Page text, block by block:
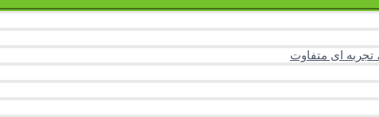
تجربه ای متفاوت